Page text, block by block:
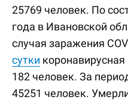
25769 человек. По
года в Ивановской
случая заражения
сутки
182 человек. За
45251 человек.